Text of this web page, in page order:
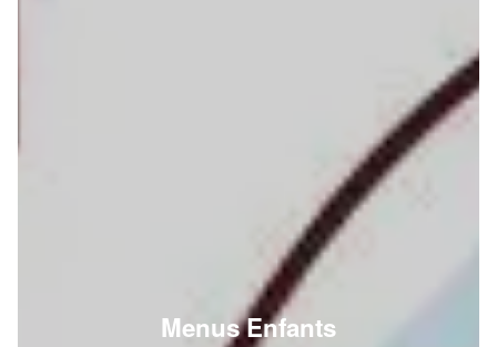
Menus Enfants